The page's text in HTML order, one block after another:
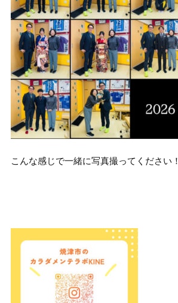
こんな感じで一緒に写真撮ってください！